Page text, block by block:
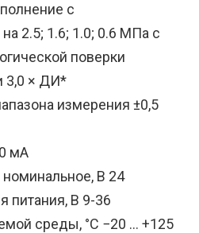
с
2.5; 1.6; 1.0; 0.6 МПа с
поверки
3,0 × ДИ*
измерения ±0,5
мА
В 24
питания, В 9-36
среды, °C −20 ... +125